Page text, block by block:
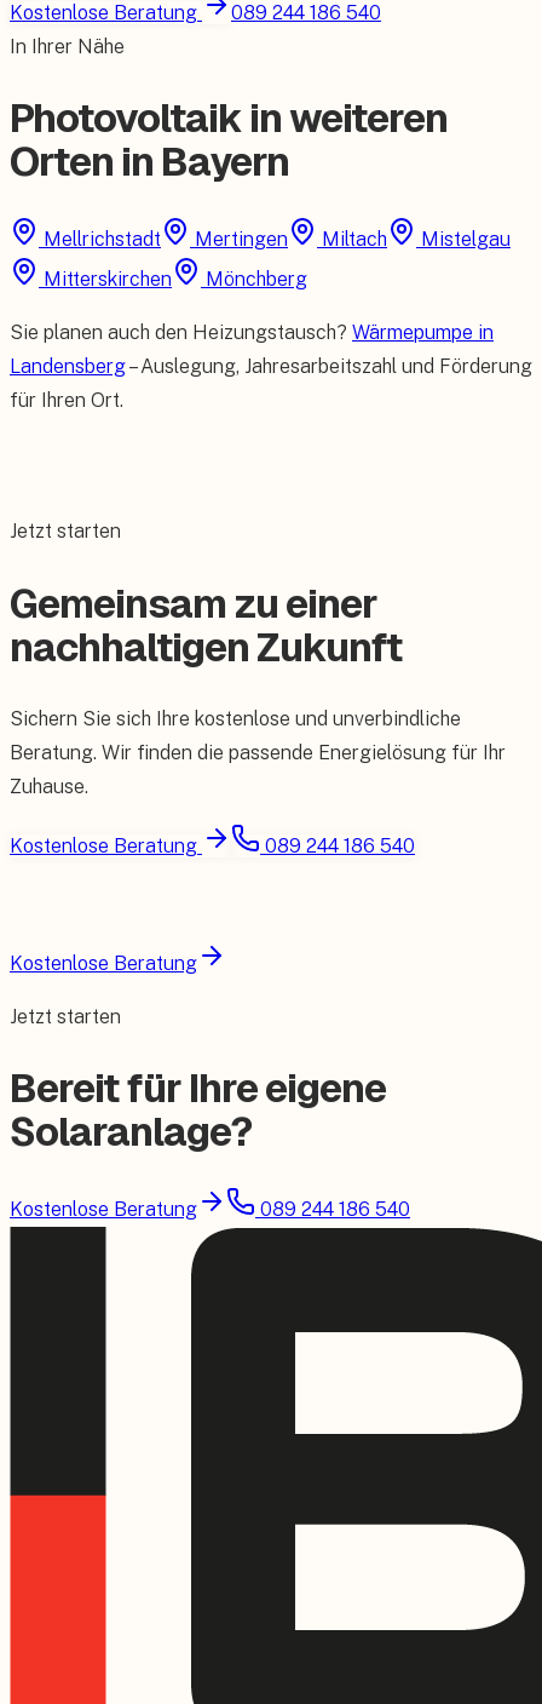
Kostenlose Beratung
089 244 186 540
In Ihrer Nähe
Photovoltaik in weiteren
Orten in Bayern
Mellrichstadt Mertingen Miltach
Mistelgau
Mitterskirchen
Mönchberg
Sie planen auch den Heizungstausch? Wärmepumpe in
Landensberg– Auslegung, Jahresarbeitszahl und Förderung
für Ihren Ort.
Jetzt starten
Gemeinsam zu einer
nachhaltigen Zukunft
Sichern Sie sich Ihre kostenlose und unverbindliche
Beratung. Wir finden die passende Energielösung für Ihr
Zuhause.
Kostenlose Beratung 089 244 186 540
Kostenlose Beratung
Jetzt starten
Bereit für Ihre eigene
Solaranlage?
Kostenlose Beratung 089 244 186 540